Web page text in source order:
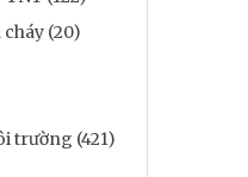
(20)
trường (421)